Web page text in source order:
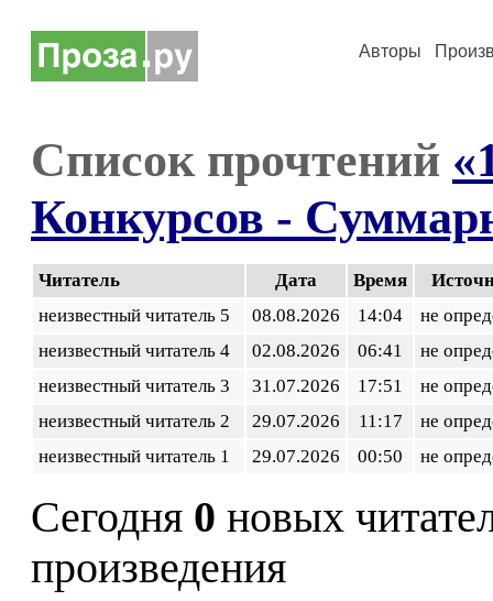
Авторы
Список прочтений
Конкурсов -
Читатель Дата Время
неизвестный читатель 5
08.08.2026 14:04
не
неизвестный читатель 4
02.08.2026 06:41
не
неизвестный читатель 3
31.07.2026 17:51
не
неизвестный читатель 2
29.07.2026 11:17
не
неизвестный читатель 1
29.07.2026 00:50 не
Сегодня 0 новых
произведения